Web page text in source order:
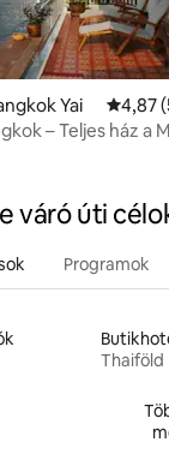
Yai
4,87
– Teljes ház a
váró úti
Programok
Thaiföld